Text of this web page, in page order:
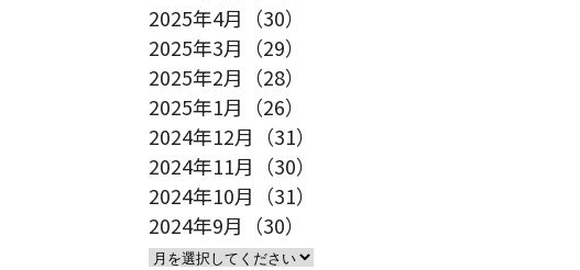
2025年4月（30）
2025年3月（29）
2025年2月（28）
2025年1月（26）
2024年12月（31）
2024年11月（30）
2024年10月（31）
2024年9月（30）